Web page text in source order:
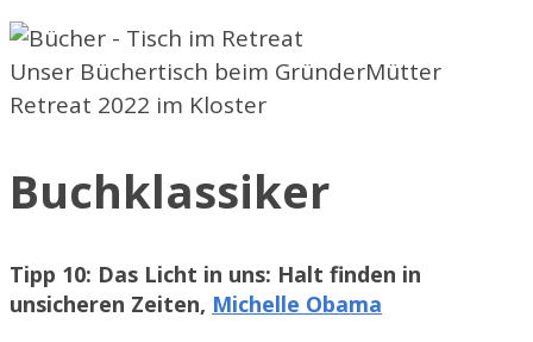
Unser Büchertisch beim GründerMütter
Retreat 2022 im Kloster
Buchklassiker
Tipp 10: Das Licht in uns: Halt finden in
unsicheren Zeiten, Michelle Obama